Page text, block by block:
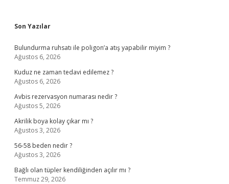
Sidebar
Son Yazılar
Bulundurma ruhsatı ile poligon’a atış yapabilir miyim ?
Ağustos 6, 2026
Kuduz ne zaman tedavi edilemez ?
Ağustos 6, 2026
Avbis rezervasyon numarası nedir ?
Ağustos 5, 2026
Akrilik boya kolay çıkar mı ?
Ağustos 3, 2026
56-58 beden nedir ?
Ağustos 3, 2026
Bağlı olan tüpler kendiliğinden açılır mı ?
Temmuz 29, 2026